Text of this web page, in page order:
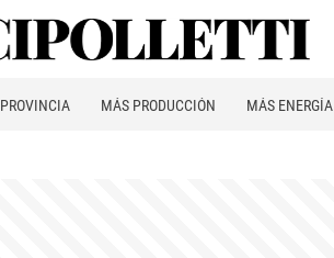
PROVINCIA MÁS PRODUCCIÓN MÁS ENERGÍA